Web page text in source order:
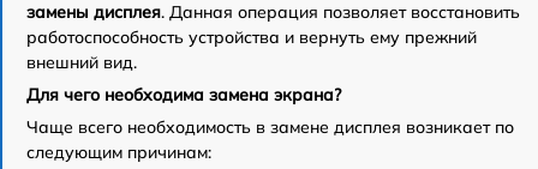
замены дисплея. Данная операция позволяет восстановить
работоспособность устройства и вернуть ему прежний
внешний вид.
Для чего необходима замена экрана?
Чаще всего необходимость в замене дисплея возникает по
следующим причинам: